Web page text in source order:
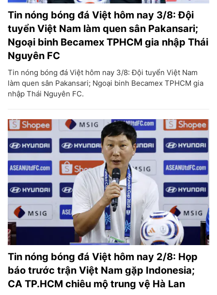
Tin nóng bóng đá Việt hôm nay 3/8: Đội
tuyển Việt Nam làm quen sân Pakansari;
Ngoại binh Becamex TPHCM gia nhập Thái
Nguyên FC
Tin nóng bóng đá Việt hôm nay 3/8: Đội tuyển Việt Nam
làm quen sân Pakansari; Ngoại binh Becamex TPHCM gia
nhập Thái Nguyên FC.
Tin nóng bóng đá Việt hôm nay 2/8: Họp
báo trước trận Việt Nam gặp Indonesia;
CA TP.HCM chiêu mộ trung vệ Hà Lan